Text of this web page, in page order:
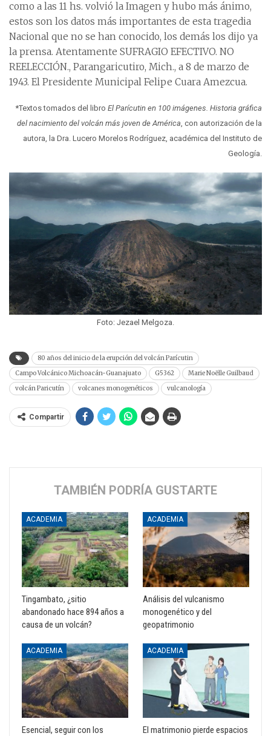
como a las 11 hs. volvió la Imagen y hubo más ánimo,
estos son los datos más importantes de esta tragedia
Nacional que no se han conocido, los demás los dijo ya
la prensa. Atentamente SUFRAGIO EFECTIVO. NO
REELECCIÓN., Parangaricutiro, Mich., a 8 de marzo de
1943. El Presidente Municipal Felipe Cuara Amezcua.
*Textos tomados del libro El Parícutin en 100 imágenes. Historia gráfica
del nacimiento del volcán más joven de América, con autorización de la
autora, la Dra. Lucero Morelos Rodríguez, académica del Instituto de
Geología.
Foto: Jezael Melgoza.
80 años del inicio de la erupción del volcán Parícutin
Campo Volcánico Michoacán-Guanajuato
G5362
Marie Noëlle Guilbaud
volcán Paricutín
volcanes monogenéticos vulcanología
Compartir
TAMBIÉN PODRÍA GUSTARTE
ACADEMIA
Tingambato, ¿sitio
abandonado hace 894 años a
causa de un volcán?
ACADEMIA
Análisis del vulcanismo
monogenético y del
geopatrimonio
ACADEMIA
Esencial, seguir con los
ACADEMIA
El matrimonio pierde espacios